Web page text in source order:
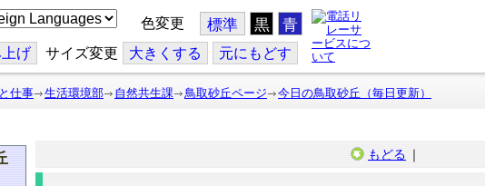
色変更 標準 黒 青
げ サイズ変更 大きくする 元にもどす
仕事 生活環境部 自然共生課 鳥取砂丘ページ 今日の鳥取砂丘（毎日更新）
もどる ｜